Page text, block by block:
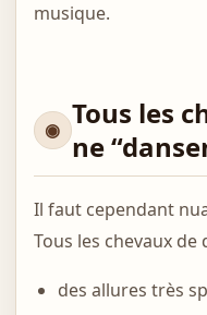
musique.
Tous les
ne
Il faut cependant
Tous les chevaux
des allures très